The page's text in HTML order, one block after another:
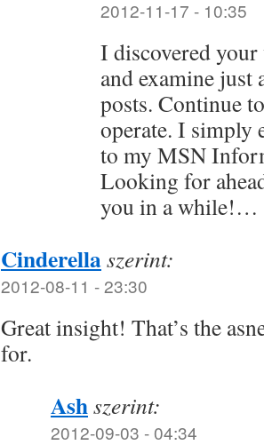
2012-11-17 - 10:35
I discovered
and examine just
posts. Continue
operate. I simply
to my MSN
Looking for
you in a while!…
Cinderellaszerint:
2012-08-11 - 23:30
Great insight! That’s the
for.
Ashszerint:
2012-09-03 - 04:34